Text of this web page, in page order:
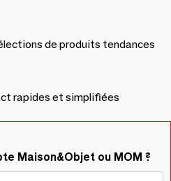
de produits tendances
rapides et simplifiées
Maison&Objet ou MOM ?